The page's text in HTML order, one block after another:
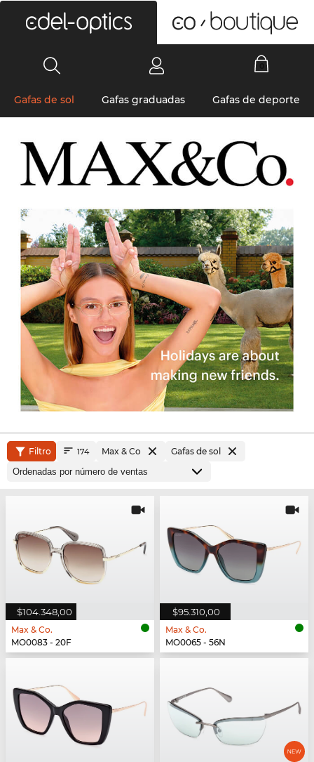
Gafas de sol Gafas graduadas Gafas de deporte
Filtro 174 Max & Co Gafas de sol
$104.348,00
Max & Co.
MO0083 - 20F
$95.310,00
Max & Co.
MO0065 - 56N